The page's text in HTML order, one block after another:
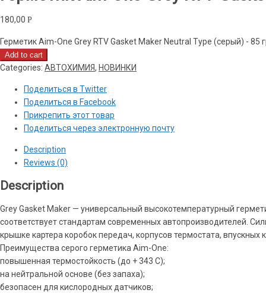
180,00 Р
Герметик Aim-One Grey RTV Gasket Maker Neutral Type (серый) - 85
Add to cart
Categories: АВТОХИМИЯ, НОВИНКИ
Поделиться в Twitter
Поделиться в Facebook
Прикрепить этот товар
Поделиться через электронную почту
Description
Reviews (0)
Description
Grey Gasket Maker — универсальный высокотемпературный
соответствует стандартам современных автопроизводителей.
крышке картера коробок передач, корпусов термостата,
Преимущества серого герметика Aim-One:
повышенная термостойкость (до + 343 С);
на нейтральной основе (без запаха);
безопасен для кислородных датчиков;